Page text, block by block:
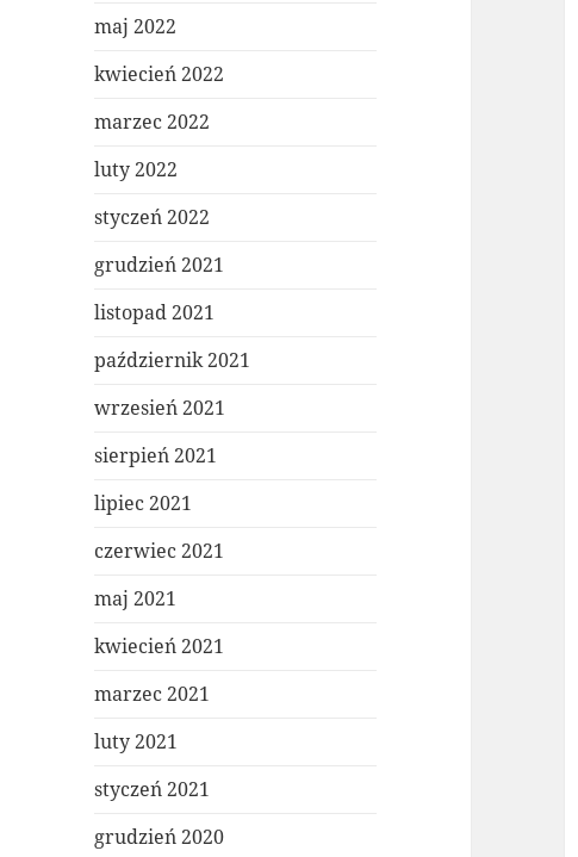
maj 2022
kwiecień 2022
marzec 2022
luty 2022
styczeń 2022
grudzień 2021
listopad 2021
październik 2021
wrzesień 2021
sierpień 2021
lipiec 2021
czerwiec 2021
maj 2021
kwiecień 2021
marzec 2021
luty 2021
styczeń 2021
grudzień 2020